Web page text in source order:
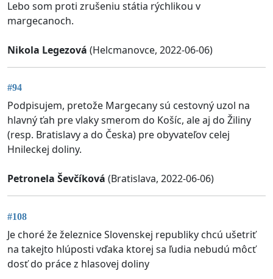
Lebo som proti zrušeniu státia rýchlikou v
margecanoch.
Nikola Legezová (Helcmanovce, 2022-06-06)
#94
Podpisujem, pretože Margecany sú cestovný uzol na
hlavný ťah pre vlaky smerom do Košíc, ale aj do Žiliny
(resp. Bratislavy a do Česka) pre obyvateľov celej
Hnileckej doliny.
Petronela Ševčíková (Bratislava, 2022-06-06)
#108
Je choré že železnice Slovenskej republiky chcú ušetriť
na takejto hlúposti vďaka ktorej sa ľudia nebudú môcť
dosť do práce z hlasovej doliny